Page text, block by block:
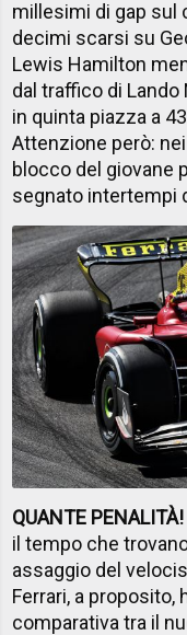
millesimi di gap sul
decimi scarsi su
Lewis Hamilton
dal traffico di
in quinta piazza a
Attenzione però:
blocco del giovane
segnato intertempi
QUANTE PENALITÀ!
il tempo che
assaggio del
Ferrari, a proposito,
comparativa tra il